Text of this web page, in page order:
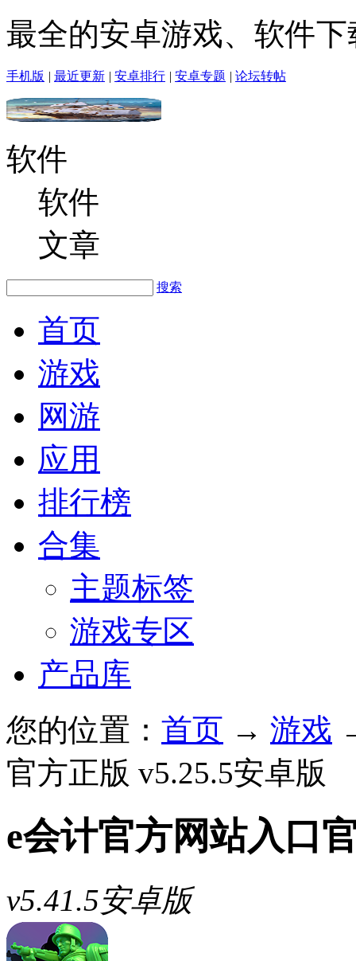
最全的安卓游戏、软件下
手机版 | 最近更新 | 安卓排行 | 安卓专题 | 论坛转帖
软件
软件
文章
搜索
首页
游戏
网游
应用
排行榜
合集
主题标签
游戏专区
产品库
您的位置： 首页 → 游戏
官方正版 v5.25.5安卓版
e会计官方网站入口
v5.41.5安卓版